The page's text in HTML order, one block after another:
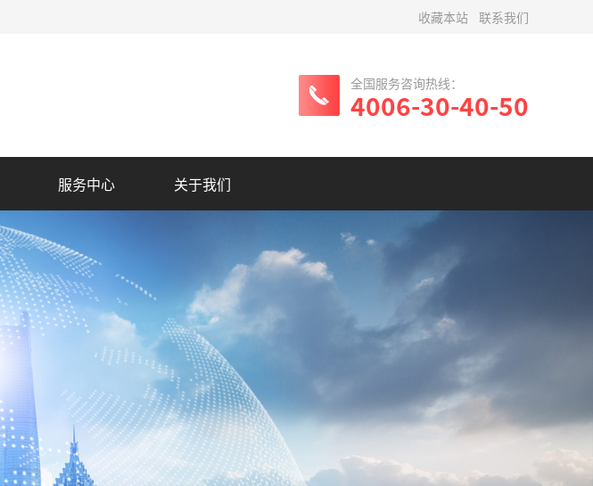
收藏本站 联系我们
全国服务咨询热线：
4006-30-40-50
服务中心 关于我们